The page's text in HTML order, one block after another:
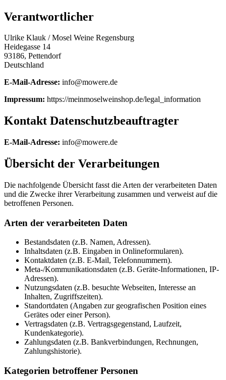
Verantwortlicher
Ulrike Klauk / Mosel Weine Regensburg
Heidegasse 14
93186, Pettendorf
Deutschland
E-Mail-Adresse: info@mowere.de
Impressum: https://meinmoselweinshop.de/legal_information
Kontakt Datenschutzbeauftragter
E-Mail-Adresse: info@mowere.de
Übersicht der Verarbeitungen
Die nachfolgende Übersicht fasst die Arten der verarbeiteten Daten
und die Zwecke ihrer Verarbeitung zusammen und verweist auf die
betroffenen Personen.
Arten der verarbeiteten Daten
Bestandsdaten (z.B. Namen, Adressen).
Inhaltsdaten (z.B. Eingaben in Onlineformularen).
Kontaktdaten (z.B. E-Mail, Telefonnummern).
Meta-/Kommunikationsdaten (z.B. Geräte-Informationen, IP-
Adressen).
Nutzungsdaten (z.B. besuchte Webseiten, Interesse an
Inhalten, Zugriffszeiten).
Standortdaten (Angaben zur geografischen Position eines
Gerätes oder einer Person).
Vertragsdaten (z.B. Vertragsgegenstand, Laufzeit,
Kundenkategorie).
Zahlungsdaten (z.B. Bankverbindungen, Rechnungen,
Zahlungshistorie).
Kategorien betroffener Personen